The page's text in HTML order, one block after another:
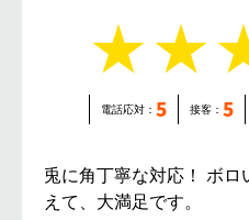
電話応対： 5 接客： 5
兎に角丁寧な対応！ ボ
えて、大満足です。